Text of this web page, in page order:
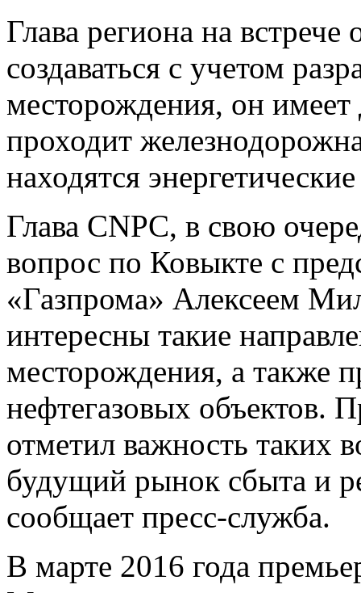
Глава региона на встрече
создаваться с учетом
месторождения, он
проходит
находятся
Глава CNPC, в свою
вопрос по Ковыкте с
«Газпрома» Алексеем
интересны такие
месторождения, а также
нефтегазовых объектов.
отметил важность таких
будущий рынок сбыта и
сообщает пресс-служба.
В марте 2016 года